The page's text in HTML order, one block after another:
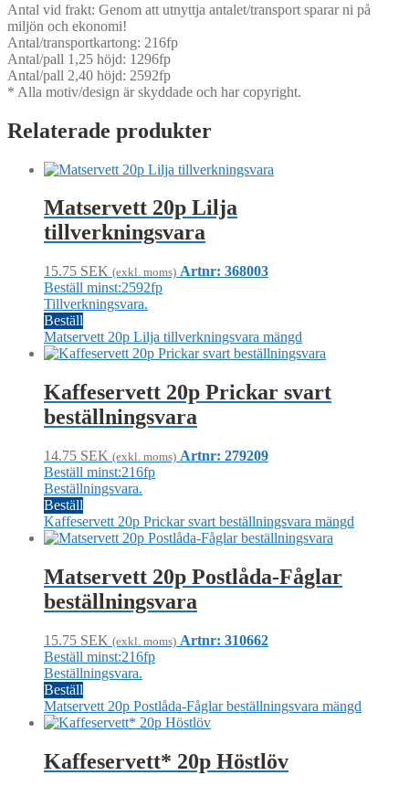
Antal vid frakt: Genom att utnyttja antalet/transport sparar ni på
miljön och ekonomi!
Antal/transportkartong: 216fp
Antal/pall 1,25 höjd: 1296fp
Antal/pall 2,40 höjd: 2592fp
* Alla motiv/design är skyddade och har copyright.
Relaterade produkter
Matservett 20p Lilja
tillverkningsvara
15.75 SEK (exkl. moms) Artnr: 368003
Beställ minst:2592fp
Tillverkningsvara.
Beställ
Matservett 20p Lilja tillverkningsvara mängd
Kaffeservett 20p Prickar svart
beställningsvara
14.75 SEK (exkl. moms) Artnr: 279209
Beställ minst:216fp
Beställningsvara.
Beställ
Kaffeservett 20p Prickar svart beställningsvara mängd
Matservett 20p Postlåda-Fåglar
beställningsvara
15.75 SEK (exkl. moms) Artnr: 310662
Beställ minst:216fp
Beställningsvara.
Beställ
Matservett 20p Postlåda-Fåglar beställningsvara mängd
Kaffeservett* 20p Höstlöv